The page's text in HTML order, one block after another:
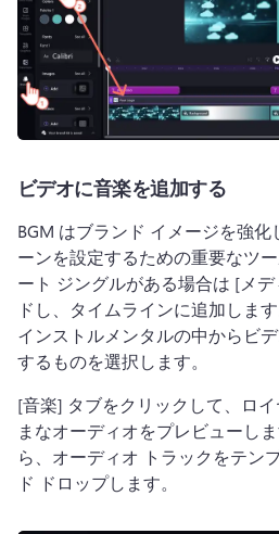
ビデオに音楽を追加する
BGM はブランド イメージを強
ーンを設定するための重要なツー
ート ジングルがある場合は [メ
ドし、タイムラインに追加します
インストルメンタルの中からビ
するものを選択します。
[音楽] タブをクリックして、ロ
まなオーディオをプレビューしま
ら、オーディオ トラックをテン
ド ドロップします。